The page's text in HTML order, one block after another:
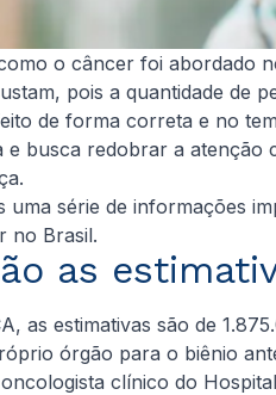
o câncer foi abordado
pois a quantidade de
de forma correta e no
busca redobrar a
uma série de informações
no Brasil.
as
as estimativas são de
órgão para o biênio
clínico do